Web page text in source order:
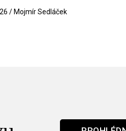
/ Mojmír Sedláček